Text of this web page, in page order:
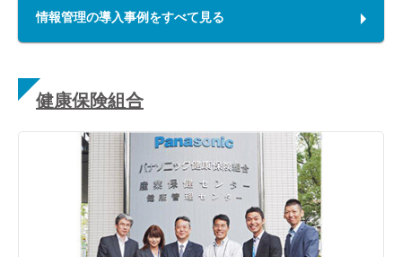
情報管理の導入事例をすべて見る
健康保険組合